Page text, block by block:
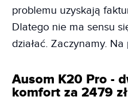
problemu uzyskają
Dlatego nie ma sensu
działać. Zaczynamy.
Ausom K20 Pro -
komfort za 2479 zł